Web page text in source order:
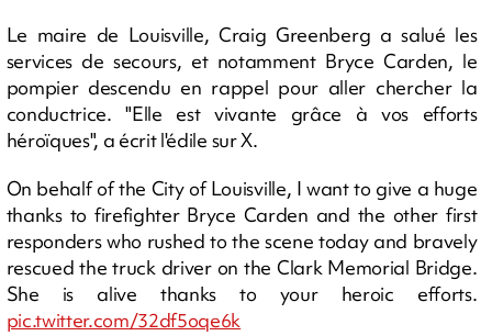
Le maire de Louisville, Craig Greenberg a salué les
services de secours, et notamment Bryce Carden, le
pompier descendu en rappel pour aller chercher la
conductrice. "Elle est vivante grâce à vos efforts
héroïques", a écrit l'édile sur X.
On behalf of the City of Louisville, I want to give a huge
thanks to firefighter Bryce Carden and the other first
responders who rushed to the scene today and bravely
rescued the truck driver on the Clark Memorial Bridge.
She is alive thanks to your heroic efforts.
pic.twitter.com/32df5oqe6k